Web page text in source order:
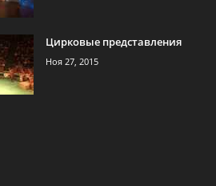
Цирковые представления
Ноя 27, 2015